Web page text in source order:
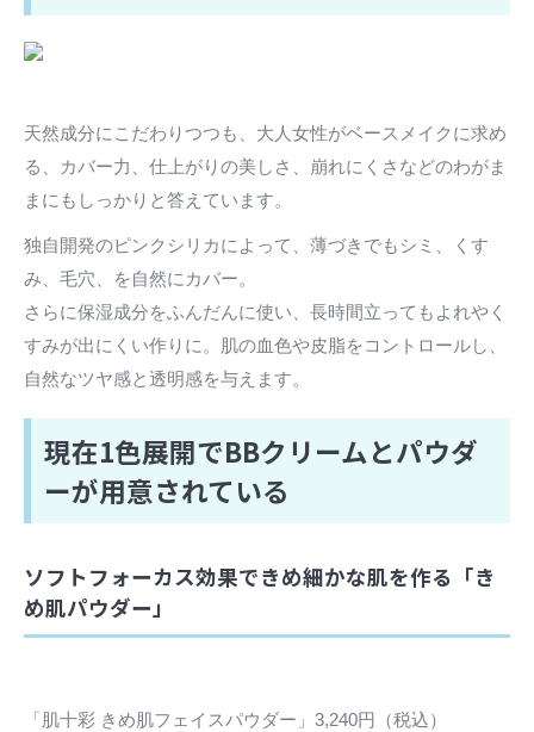
天然成分にこだわりつつも、大人女性がベースメイクに求め
る、カバー力、仕上がりの美しさ、崩れにくさなどのわがま
まにもしっかりと答えています。
独自開発のピンクシリカによって、薄づきでもシミ、くす
み、毛穴、を自然にカバー。
さらに保湿成分をふんだんに使い、長時間立ってもよれやく
すみが出にくい作りに。肌の血色や皮脂をコントロールし、
自然なツヤ感と透明感を与えます。
現在1色展開でBBクリームとパウダ
ーが用意されている
ソフトフォーカス効果できめ細かな肌を作る「き
め肌パウダー」
「肌十彩 きめ肌フェイスパウダー」3,240円（税込）